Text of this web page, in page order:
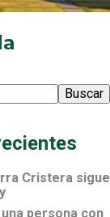
Buscar
Cristera sigue
persona con